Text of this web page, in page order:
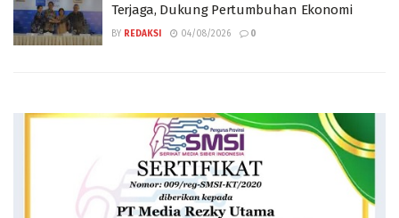
Terjaga, Dukung Pertumbuhan Ekonomi
BY REDAKSI 04/08/2026 0